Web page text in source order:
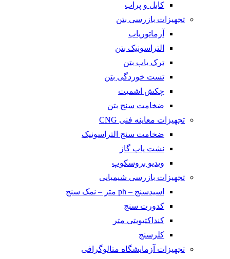
کابل و پراب
تجهیزات بازرسی بتن
آرماتوریاب
التراسونیک بتن
ترک یاب بتن
تست خوردگی بتن
چکش اشمیت
ضخامت سنج بتن
تجهیزات معاینه فنی CNG
ضخامت سنج التراسونیک
نشت یاب گاز
ویدیو بروسکوپ
تجهیزات بازرسی شیمیایی
اسیدسنج – ph متر – نمک سنج
کدورت سنج
کنداکتیویتی متر
کلرسنج
تجهیزات آزمایشگاه متالوگرافی